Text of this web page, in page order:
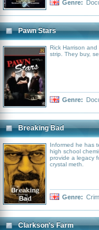
Genre:
Pawn Stars
Rick Harrison
strip. They buy,
Genre:
Breaking Bad
Informed he has
high school
provide a legacy
crystal meth.
Genre:
Clarkson's Farm